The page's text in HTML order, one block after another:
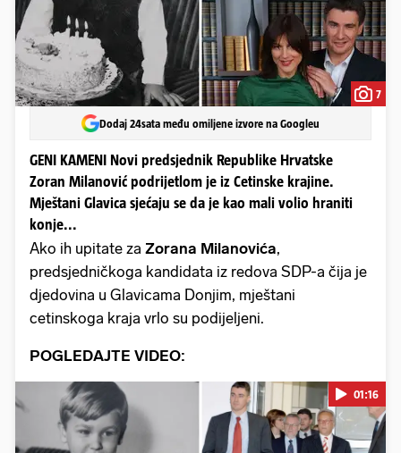
7
Dodaj 24sata među omiljene izvore na Googleu
GENI KAMENI Novi predsjednik Republike Hrvatske
Zoran Milanović podrijetlom je iz Cetinske krajine.
Mještani Glavica sjećaju se da je kao mali volio hraniti
konje...
Ako ih upitate za Zorana Milanovića,
predsjedničkoga kandidata iz redova SDP-a čija je
djedovina u Glavicama Donjim, mještani
cetinskoga kraja vrlo su podijeljeni.
POGLEDAJTE VIDEO:
01:16